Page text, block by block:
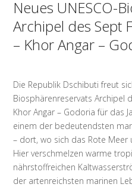
Neues UNESCO-
Archipel des Sept
– Khor Angar –
Die Republik Dschibuti freut
Biosphärenreservats Archipel
Khor Angar – Godoria für das
einem der bedeutendsten
– dort, wo sich das Rote Meer
Hier verschmelzen warme
nährstoffreichen
der artenreichsten marinen